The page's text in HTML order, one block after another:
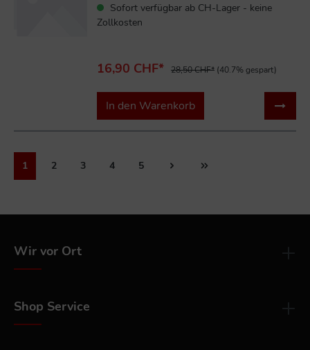
Sofort verfügbar ab CH-Lager - keine
Zollkosten
16,90 CHF* 28,50 CHF* (40.7% gespart)
In den Warenkorb
1 2 3 4 5
Wir vor Ort
Shop Service